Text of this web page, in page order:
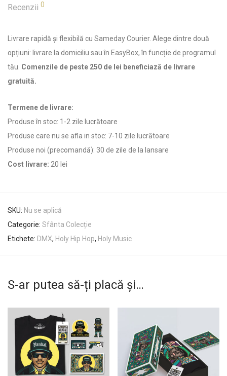
Recenzii 0
Livrare rapidă și flexibilă cu Sameday Courier. Alege dintre două
opțiuni: livrare la domiciliu sau în EasyBox, în funcție de programul
tău. Comenzile de peste 250 de lei beneficiază de livrare
gratuită.
Termene de livrare:
Produse în stoc: 1-2 zile lucrătoare
Produse care nu se afla in stoc: 7-10 zile lucrătoare
Produse noi (precomandă): 30 de zile de la lansare
Cost livrare: 20 lei
SKU: Nu se aplică
Categorie: Sfânta Colecție
Etichete: DMX, Holy Hip Hop, Holy Music
S-ar putea să-ți placă și…